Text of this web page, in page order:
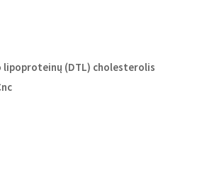
(DTL) cholesterolis